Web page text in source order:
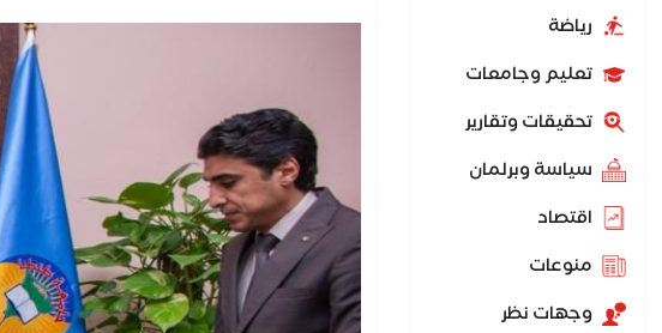
رياضة
تعليم وجامعات
تحقيقات وتقارير
سياسة وبرلمان
اقتصاد
منوعات
وجهات نظر